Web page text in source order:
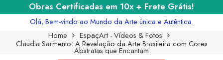
Obras Certificadas em 10x + Frete Grátis!
Olá, Bem-vindo ao Mundo da Arte única e Autêntica.
Home
EspaçArt - Vídeos & Fotos
Claudia Sarmento: A Revelação da Arte Brasileira com Cores
Abstratas que Encantam